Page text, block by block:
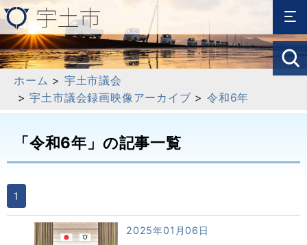
ホーム > 宇土市議会
>宇土市議会録画映像アーカイブ >令和6年
「令和6年」の記事一覧
1
2025年01月06日